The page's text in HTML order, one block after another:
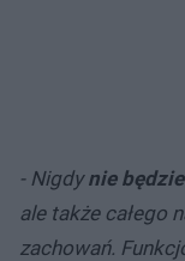
- Nigdynie
ale także całego
zachowań.